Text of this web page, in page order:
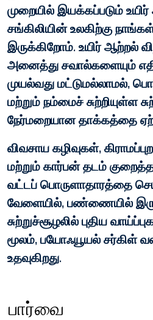
முறையில் இயக்கப்படும்
சங்கிலியின் உலகிற்கு
இருக்கிறோம். உயிர் ஆற்றல்
அனைத்து சவால்களையும்
முயல்வது மட்டுமல்லாமல்,
மற்றும் நம்மைச் சுற்றியுள்ள
நேர்மறையான தாக்கத்தை
விவசாய கழிவுகள்,
மற்றும் கார்பன் தடம்
வட்டப் பொருளாதாரத்தை
வேளையில், பண்ணையில்
சுற்றுச்சூழலில் புதிய
மூலம், பயோஃயூயல் சர்கிள்
உதவுகிறது.
பார்வை